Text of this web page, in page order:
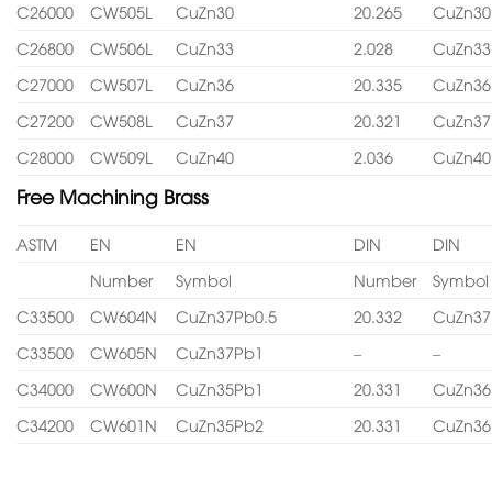
C26000
CW505L CuZn30 20.265
CuZn30
C26800
CW506L CuZn33 2.028
CuZn33
C27000
CW507L CuZn36 20.335
CuZn36
C27200
CW508L CuZn37 20.321
CuZn37
C28000
CW509L CuZn40 2.036 CuZn40
Free Machining Brass
ASTM EN EN DIN
DIN
Number
Symbol Number
Symbol
C33500
CW604N CuZn37Pb0.5 20.332
C33500
CW605N CuZn37Pb1 –
–
C34000
CW600N CuZn35Pb1 20.331
C34200
CW601N CuZn35Pb2 20.331